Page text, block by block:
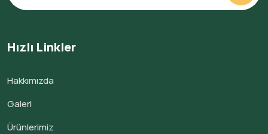
Hızlı Linkler
Hakkımızda
Galeri
Ürünlerimiz